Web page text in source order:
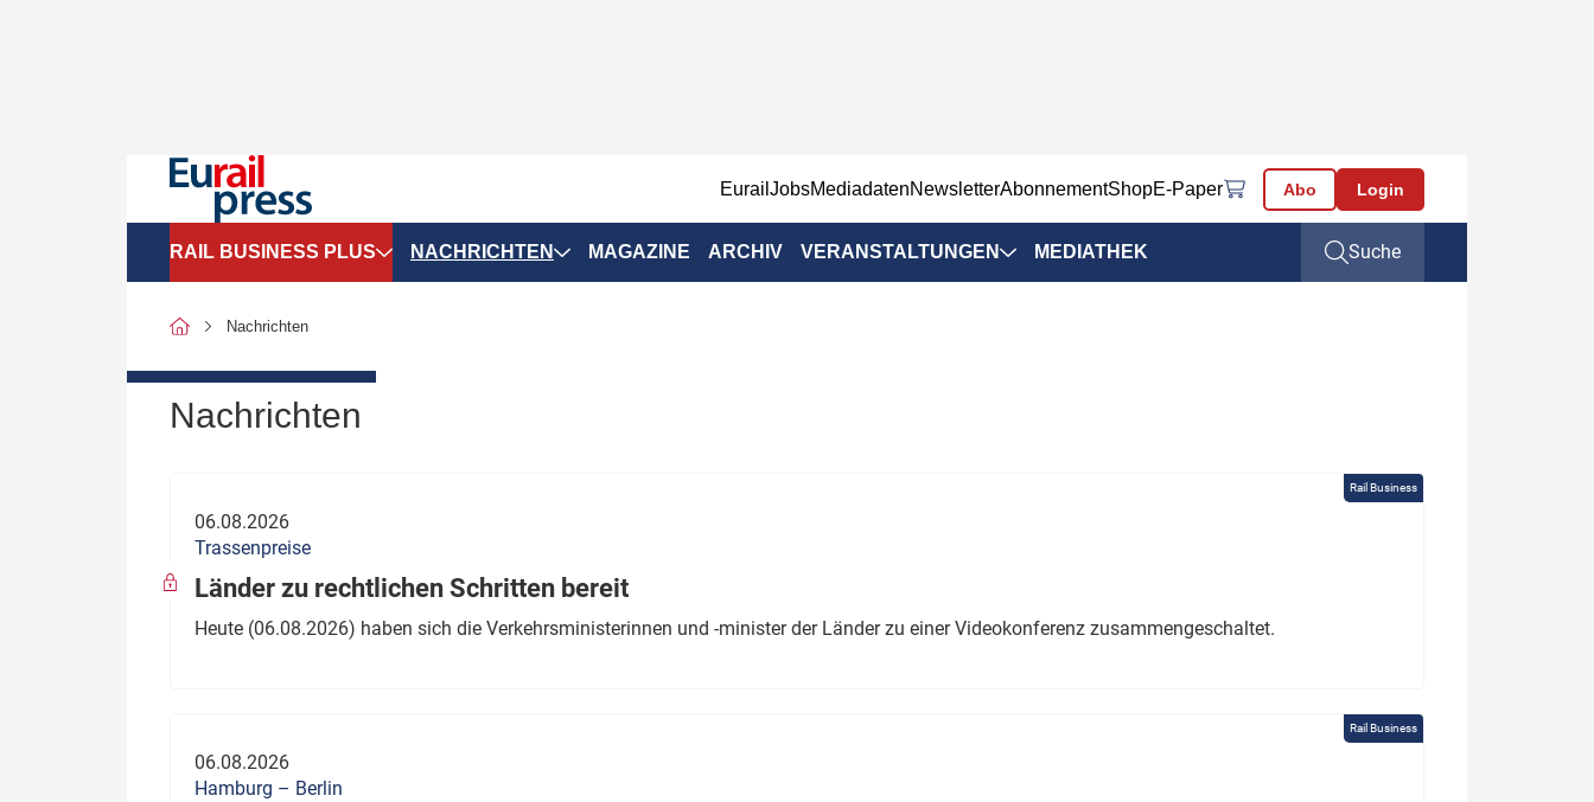
EurailJobsMediadatenNewsletterAbonnementShopE-Paper Abo Login
RAIL BUSINESS PLUS
SPNV-Marktdaten
Politik
wen?
Thema des Monats
NACHRICHTEN MAGAZINE ARCHIV VERANSTALTUNGEN MEDIATHEK Suche
Nachrichten
Nachrichten
Rail Business
06.08.2026
Trassenpreise
Länder zu rechtlichen Schritten bereit
Heute (06.08.2026) haben sich die Verkehrsministerinnen und -minister der Länder zu einer Videokonferenz zusammengeschaltet.
Rail Business
06.08.2026
Hamburg – Berlin